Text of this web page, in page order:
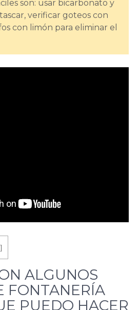
son: usar bicarbonato y
verificar goteos con
con limón para eliminar el
]
ALGUNOS
FONTANERÍA
PUEDO HACER